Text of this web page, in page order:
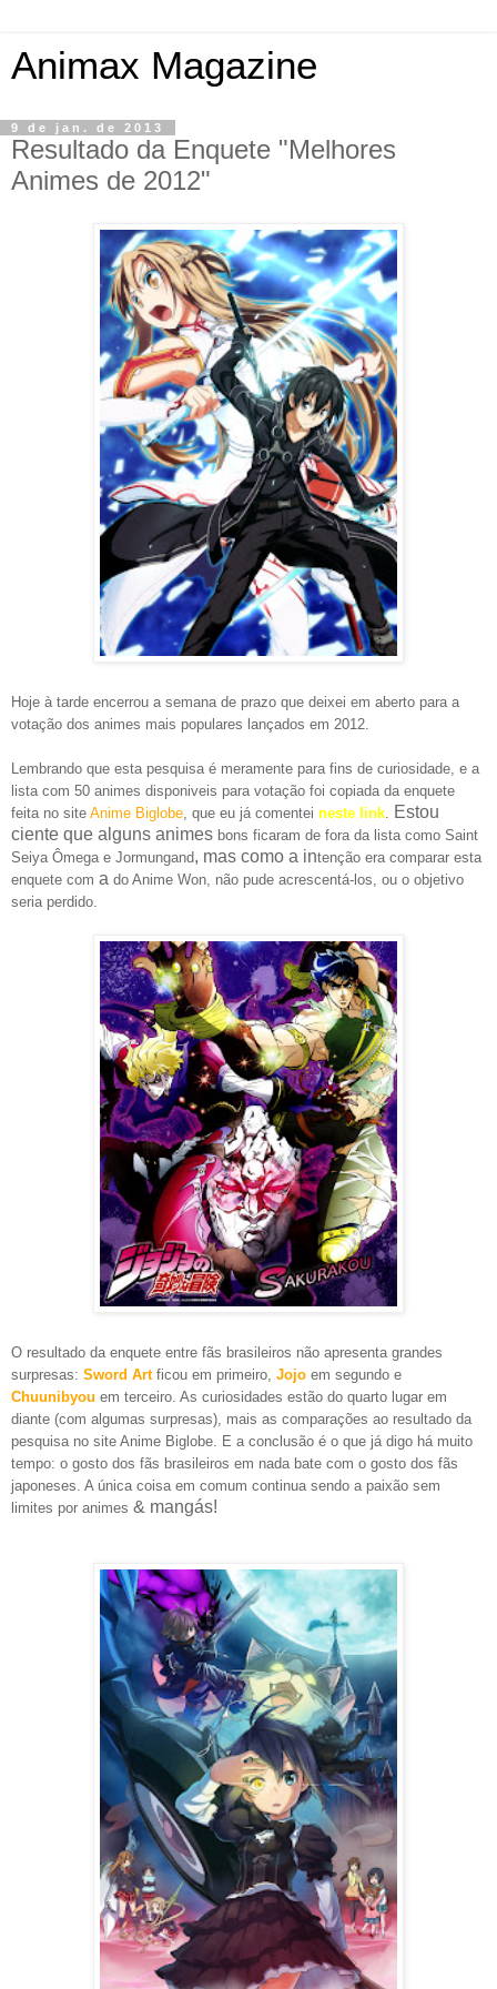
Animax Magazine
9 de jan. de 2013
Resultado da Enquete "Melhores
Animes de 2012"
Hoje à tarde encerrou a semana de prazo que deixei em aberto para a
votação dos animes mais populares lançados em 2012.
Lem brando que esta pesquisa é meramente para fins de curiosidade, e a
lista com 50 animes disponiveis para votação foi copiada da enquete
feita no site Anime Biglobe , que eu já comentei neste link
Estou
ciente que alguns animes bons ficaram de fora da lista como Saint
Seiya Ômega e Jormungand, mas como a intenção era comparar esta
enquete com a do Anime Won, não pude acrescentá-los, ou o objetivo
seria perdido
O resultado da enquete entre fãs brasileiros não apresenta grandes
surpresas: Sword Art ficou em primeiro Jojo em segundo e
Chuunibyou em terceiro. As curiosidades estão do quarto lugar em
diante (com algumas surpresas), mais as comparações ao resultado da
pesquisa no site Anime Biglobe . E a conclusão é o que já digo há muito
tempo: o gosto dos fãs brasileiros em nada bate com o gosto dos fãs
japoneses. A única coisa em comum continua sendo a paixão sem
limites por animes & mangás!